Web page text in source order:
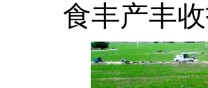
食丰产丰